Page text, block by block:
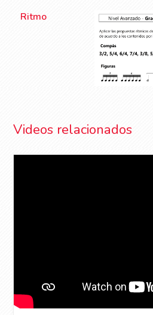
Ritmo
Videos relacionados